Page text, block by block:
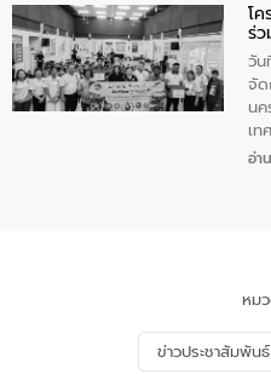
ปร
เท
คุณ
น้อ
เสี
5
ชา
โ
ร่
แ
วั
จัด
น
เ
กิจ
จัด
แล
เกี่
อ่า
หม
ข่าวประชาสัมพันธ์